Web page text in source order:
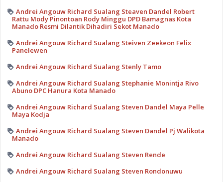
Andrei Angouw Richard Sualang Steaven Dandel Robert
Rattu Mody Pinontoan Rody Minggu DPD Bamagnas Kota
Manado Resmi Dilantik Dihadiri Sekot Manado
Andrei Angouw Richard Sualang Steiven Zeekeon Felix
Panelewen
Andrei Angouw Richard Sualang Stenly Tamo
Andrei Angouw Richard Sualang Stephanie Monintja Rivo
Abuno DPC Hanura Kota Manado
Andrei Angouw Richard Sualang Steven Dandel Maya Pelle
Maya Kodja
Andrei Angouw Richard Sualang Steven Dandel Pj Walikota
Manado
Andrei Angouw Richard Sualang Steven Rende
Andrei Angouw Richard Sualang Steven Rondonuwu